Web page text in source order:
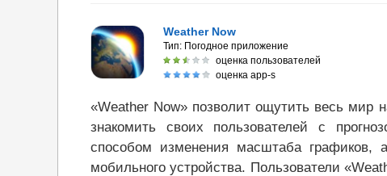
Weather Now
Тип: Погодное приложение
оценка пользователей
оценка app-s
«Weather Now» позволит ощутить весь мир
знакомить своих пользователей с
способом изменения масштаба
мобильного устройства. Пользователи